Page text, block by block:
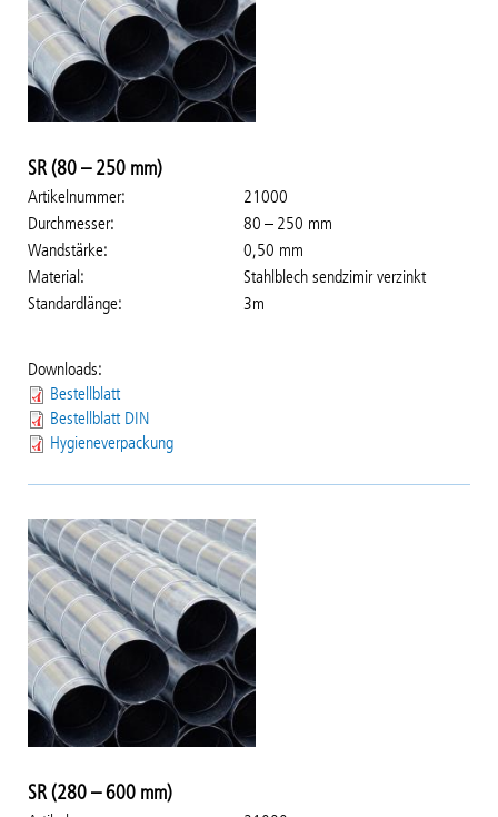
SR (80 – 250 mm)
Artikelnummer
21000
Durchmesser
80 – 250 mm
Wandstärke
0,50 mm
Material
Stahlblech sendzimir verzinkt
Standardlänge
3m
Downloads:
Bestellblatt
Bestellblatt DIN
Hygieneverpackung
SR (280 – 600 mm)